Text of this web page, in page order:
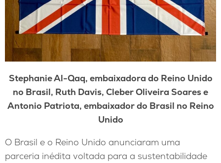
Stephanie Al-Qaq, embaixadora do Reino Unido
no Brasil, Ruth Davis, Cleber Oliveira Soares e
Antonio Patriota, embaixador do Brasil no Reino
Unido
O Brasil e o Reino Unido anunciaram uma
parceria inédita voltada para a sustentabilidade